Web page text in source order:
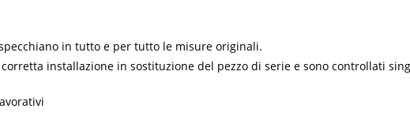
in tutto e per tutto le misure originali.
installazione in sostituzione del pezzo di serie e sono controllati